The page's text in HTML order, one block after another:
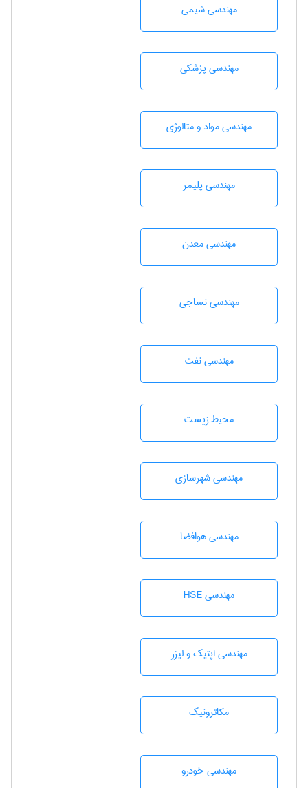
مهندسي شيمی
مهندسی پزشکی
مهندسی مواد و متالوژی
مهندسی پليمر
مهندسی معدن
مهندسي نساجی
مهندسی نفت
محيط زيست
مهندسی شهرسازی
مهندسی هوافضا
مهندسی HSE
مهندسی اپتیک و لیزر
مکاترونیک
مهندسی خودرو